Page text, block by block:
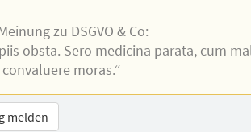
zu DSGVO & Co:
obsta. Sero medicina parata, cum
moras.“
melden